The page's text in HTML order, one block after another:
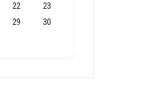
22
23
29
30